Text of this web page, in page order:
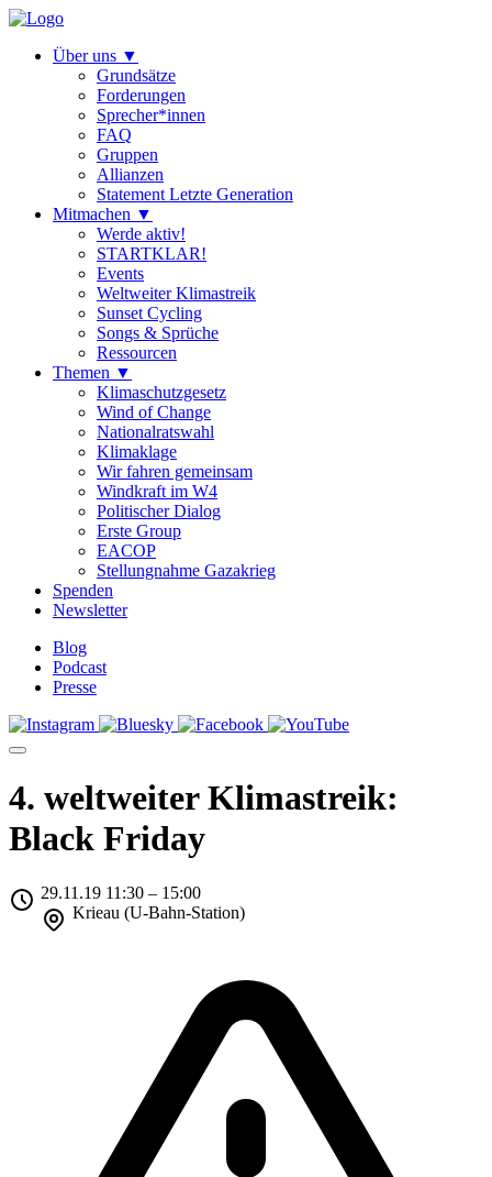
Über uns ▼
Grundsätze
Forderungen
Sprecher*innen
FAQ
Gruppen
Allianzen
Statement Letzte Generation
Mitmachen ▼
Werde aktiv!
STARTKLAR!
Events
Weltweiter Klimastreik
Sunset Cycling
Songs & Sprüche
Ressourcen
Themen ▼
Klimaschutzgesetz
Wind of Change
Nationalratswahl
Klimaklage
Wir fahren gemeinsam
Windkraft im W4
Politischer Dialog
Erste Group
EACOP
Stellungnahme Gazakrieg
Spenden
Newsletter
Blog
Podcast
Presse
4. weltweiter Klimastreik:
Black Friday
29.11.19 11:30 – 15:00
Krieau (U-Bahn-Station)